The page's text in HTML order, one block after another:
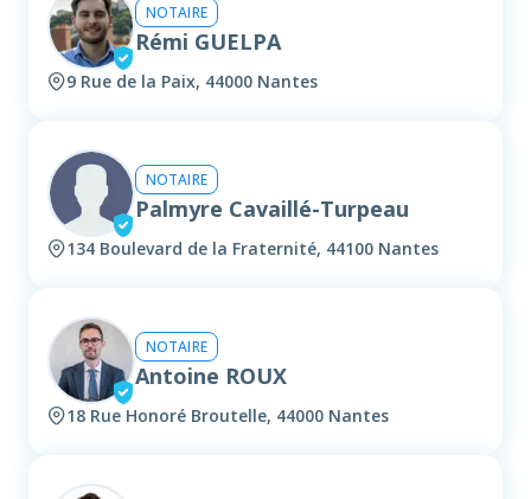
NOTAIRE
Rémi GUELPA
9 Rue de la Paix, 44000 Nantes
NOTAIRE
Palmyre Cavaillé-Turpeau
134 Boulevard de la Fraternité, 44100 Nantes
NOTAIRE
Antoine ROUX
18 Rue Honoré Broutelle, 44000 Nantes